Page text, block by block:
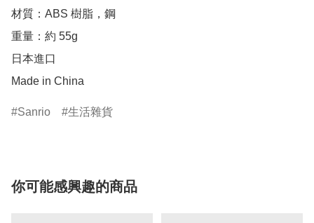
材質：ABS 樹脂，鋼
重量：約 55g
日本進口
Made in China
Sanrio 生活雜貨
你可能感興趣的商品